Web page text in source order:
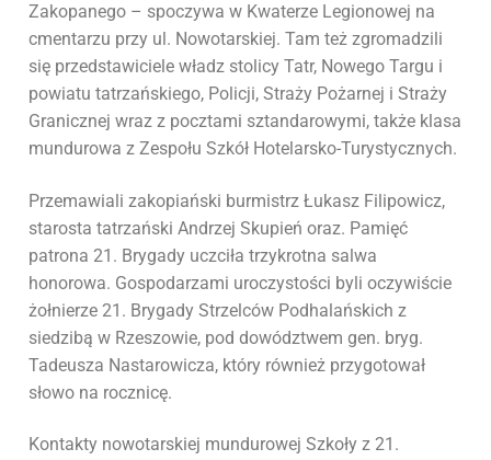
Zakopanego – spoczywa w Kwaterze Legionowej na
cmentarzu przy ul. Nowotarskiej. Tam też zgromadzili
się przedstawiciele władz stolicy Tatr, Nowego Targu i
powiatu tatrzańskiego, Policji, Straży Pożarnej i Straży
Granicznej wraz z pocztami sztandarowymi, także klasa
mundurowa z Zespołu Szkół Hotelarsko-Turystycznych.
Przemawiali zakopiański burmistrz Łukasz Filipowicz,
starosta tatrzański Andrzej Skupień oraz. Pamięć
patrona 21. Brygady uczciła trzykrotna salwa
honorowa. Gospodarzami uroczystości byli oczywiście
żołnierze 21. Brygady Strzelców Podhalańskich z
siedzibą w Rzeszowie, pod dowództwem gen. bryg.
Tadeusza Nastarowicza, który również przygotował
słowo na rocznicę.
Kontakty nowotarskiej mundurowej Szkoły z 21.